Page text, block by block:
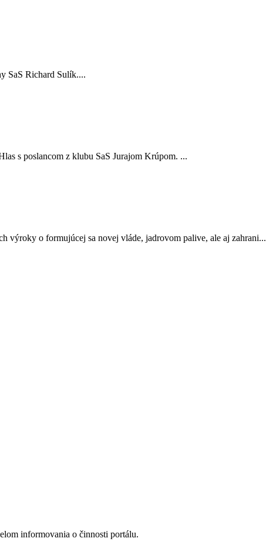
SaS Richard Sulík....
s poslancom z klubu SaS Jurajom Krúpom. ...
výroky o formujúcej sa novej vláde, jadrovom palive, ale aj zahrani...
informovania o činnosti portálu.